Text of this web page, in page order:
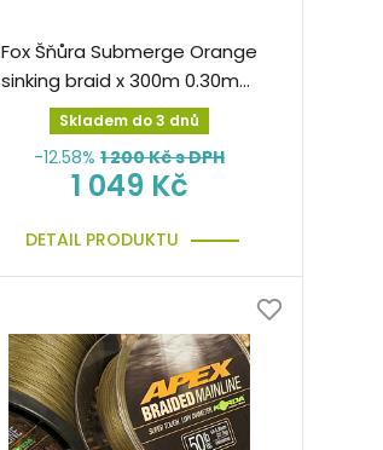
Fox Šňůra Submerge Orange
sinking braid x 300m 0.30mm
55lb/24,9kg splétaná
Skladem do 3 dnů
-12.58% 1 200Kč s DPH
1 049 Kč
DETAIL PRODUKTU